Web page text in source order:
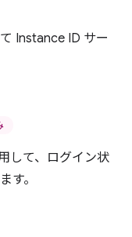
Instance ID サー
して、ログイン状
す。